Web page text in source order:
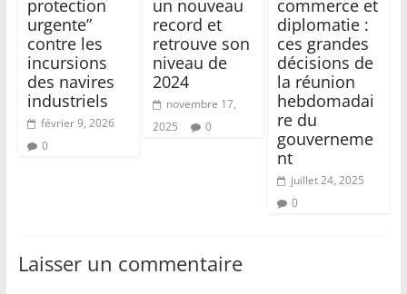
protection
urgente”
contre les
incursions
des navires
industriels
février 9, 2026
0
un nouveau
record et
retrouve son
niveau de
2024
novembre 17,
2025
0
commerce et
diplomatie :
ces grandes
décisions de
la réunion
hebdomadai
re du
gouverneme
nt
juillet 24, 2025
0
Laisser un commentaire